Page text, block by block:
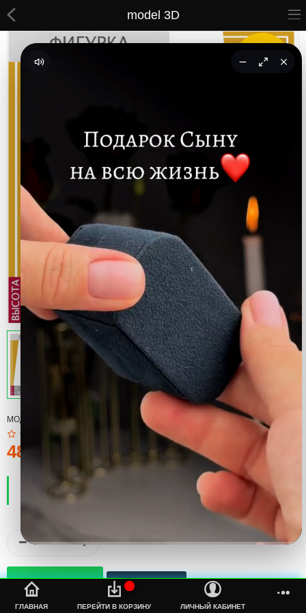
ВСЕ ТОВАРЫ
Гравировка
CoolPass
ГЛАВНАЯ
%s
ПЕРЕЙТИ В КОРЗИНУ ЛИЧНЫЙ КАБИНЕТ
model 3D
МОДЕЛЬ: COOL
485тмт.
ПРОИЗВОДИТЕЛЬ:
НАЛИЧИЕ:
ЕСТЬ В НАЛИЧИИ